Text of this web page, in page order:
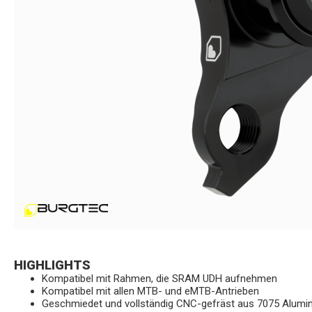
HIGHLIGHTS
Kompatibel mit Rahmen, die SRAM UDH aufnehmen
Kompatibel mit allen MTB- und eMTB-Antrieben
Geschmiedet und vollständig CNC-gefräst aus 7075